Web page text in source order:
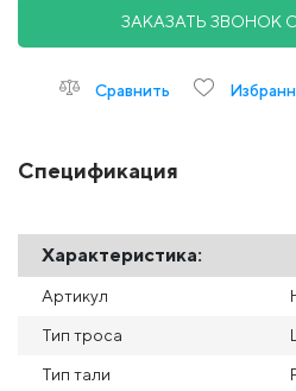
ЗАКАЗАТЬ ЗВОНОК
Сравнить
Спецификация
Характеристика:
Артикул
Тип троса
Тип тали